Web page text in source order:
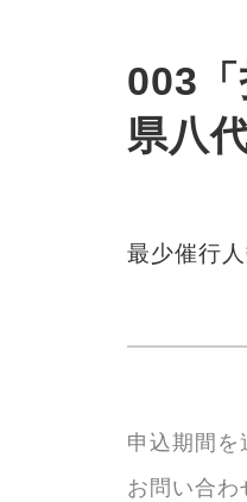
003
県八
最少催行人
申込期間を
お問い合わ